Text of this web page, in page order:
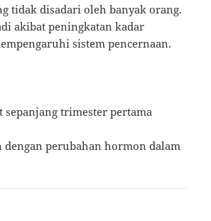
tidak disadari oleh banyak orang.
akibat peningkatan kadar
sistem pencernaan.
sepanjang trimester pertama
dengan perubahan hormon dalam